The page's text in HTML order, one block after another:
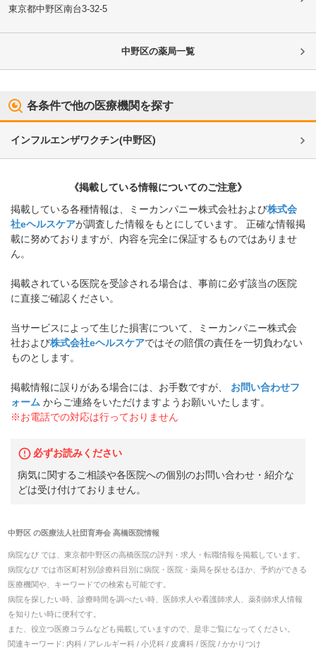
東京都中野区南台3-32-5
中野区の薬局一覧
各条件で他の医療機関を探す
インフルエンザワクチン(中野区)
《掲載している情報についてのご注意》
掲載している各種情報は、ミーカンパニー株式会社および株式会
社eヘルスケアが調査した情報をもとにしています。 正確な情報掲
載に努めておりますが、内容を完全に保証するものではありませ
ん。
掲載されている医院を受診される場合は、事前に必ず該当の医院
に直接ご確認ください。
当サービスによって生じた損害について、ミーカンパニー株式会
社および株式会社eヘルスケアではその賠償の責任を一切負わない
ものとします。
掲載情報に誤りがある場合には、お手数ですが、
お問い合わせフ
ォーム からご連絡をいただけますようお願いいたします。
※お電話での対応は行っておりません
必ずお読みください
病気に関するご相談や各医院への個別のお問い合わせ・紹介な
どは受け付けておりません。
中野区の医療法人社団育寿会 高橋医院情報
病院なび では、 東京都中野区の高橋医院の評判・求人・転職情報を掲載しています。
病院なび では市区町村別/診療科目別に病院・医院・薬局を探せるほか、予約ができる
医療機関や、キーワードでの検索も可能です。
病院を探したい時、診療時間を調べたい時、医師求人や看護師求人、薬剤師求人情報
を知りたい時に便利です。
また、役立つ医療コラムなども掲載していますので、是非ご覧になってください。
関連キーワード: 内科 / アレルギー科 / 小児科 / 皮膚科 / 医院 / かかりつけ